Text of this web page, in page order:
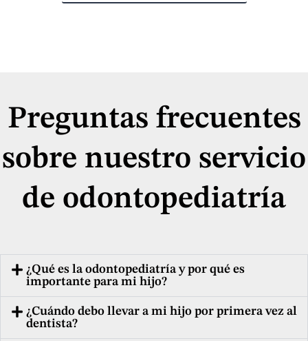
Preguntas frecuentes
sobre nuestro servicio
de odontopediatría
¿Qué es la odontopediatría y por qué es
importante para mi hijo?
¿Cuándo debo llevar a mi hijo por primera vez al
dentista?